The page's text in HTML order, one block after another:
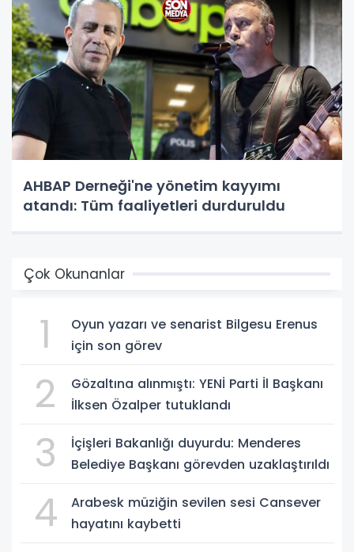
AHBAP Derneği'ne yönetim kayyımı
atandı: Tüm faaliyetleri durduruldu
Çok Okunanlar
1
Oyun yazarı ve senarist Bilgesu Erenus
için son görev
2
Gözaltına alınmıştı: YENİ Parti İl Başkanı
İlksen Özalper tutuklandı
3
İçişleri Bakanlığı duyurdu: Menderes
Belediye Başkanı görevden uzaklaştırıldı
4
Arabesk müziğin sevilen sesi Cansever
hayatını kaybetti